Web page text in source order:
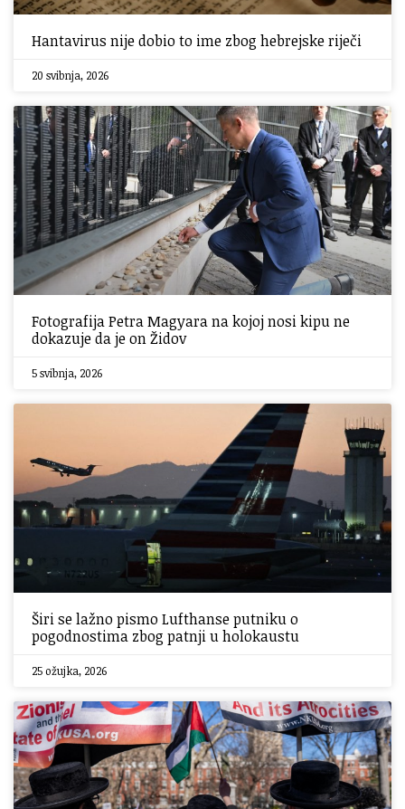
Hantavirus nije dobio to ime zbog hebrejske riječi
20 svibnja, 2026
Fotografija Petra Magyara na kojoj nosi kipu ne
dokazuje da je on Židov
5 svibnja, 2026
Širi se lažno pismo Lufthanse putniku o
pogodnostima zbog patnji u holokaustu
25 ožujka, 2026